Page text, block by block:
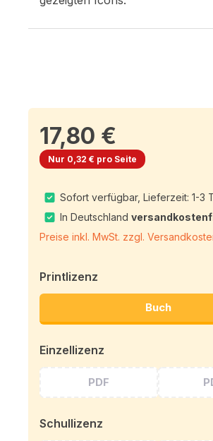
17,80 €
Nur 0,32 € pro Seite
Sofort verfügbar, Lieferzeit: 1-3
In Deutschland
Preise inkl. MwSt. zzgl.
Printlizenz
Buch
Einzellizenz
PDF
Schullizenz